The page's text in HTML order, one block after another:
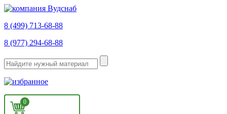
8 (499) 713-68-88
8 (977) 294-68-88
0